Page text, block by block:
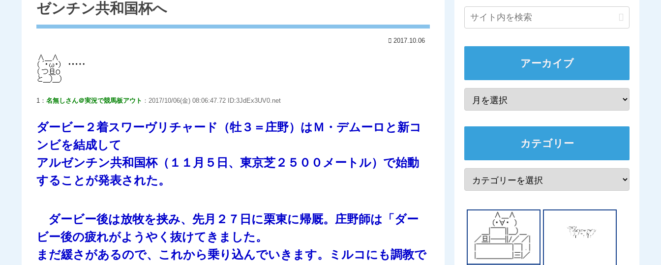
ゼンチン共和国杯へ
2017.10.06
1： 名無しさん＠実況で競馬板アウト ：2017/10/06(金) 08:06:47.72 ID:3JdEx3UV0.net
ダービー２着スワーヴリチャード（牡３＝庄野）はＭ・デムーロと新コ
ンビを結成して
アルゼンチン共和国杯（１１月５日、東京芝２５００メートル）で始動
することが発表された。
ダービー後は放牧を挟み、先月２７日に栗東に帰厩。庄野師は「ダー
ビー後の疲れがようやく抜けてきました。
まだ緩さがあるので、これから乗り込んでいきます。ミルコにも調教で
アーカイブ
カテゴリー